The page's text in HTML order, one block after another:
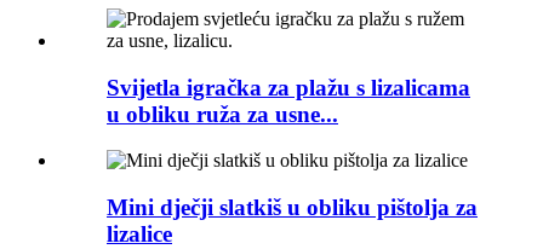
Svijetla igračka za plažu s lizalicama
u obliku ruža za usne...
Mini dječji slatkiš u obliku pištolja za
lizalice